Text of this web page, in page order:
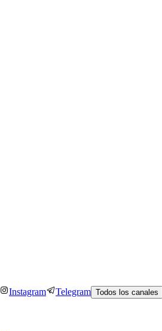
Instagram Telegram Todos los canales